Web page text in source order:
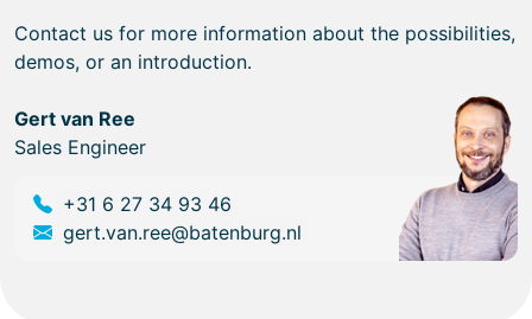
Contact us for more information about the possibilities,
demos, or an introduction.
Gert van Ree
Sales Engineer
+31 6 27 34 93 46
gert.van.ree@batenburg.nl